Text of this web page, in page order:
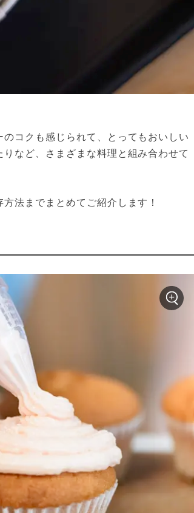
コクも感じられて、とってもおいしい
など、さまざまな料理と組み合わせて
法までまとめてご紹介します！